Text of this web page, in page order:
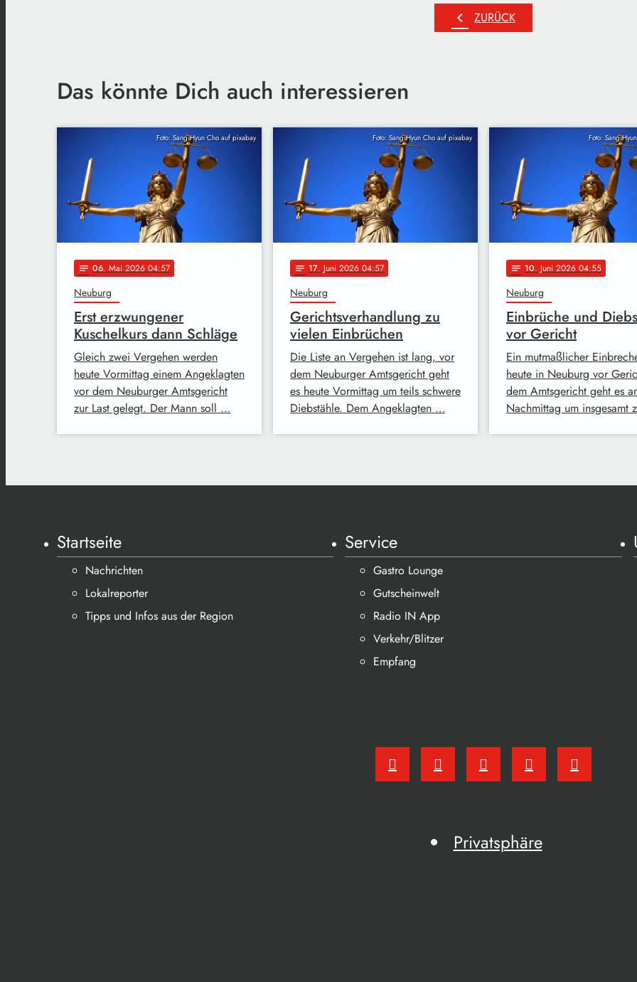
chevron_left ZURÜCK
Das könnte Dich auch interessieren
Foto: Sang Hyun Cho auf pixabay
notes 06. Mai 2026 04:57
Neuburg
Erst erzwungener
Kuschelkurs dann Schläge
Gleich zwei Vergehen werden
heute Vormittag einem Angeklagten
vor dem Neuburger Amtsgericht
zur Last gelegt. Der Mann soll …
Foto: Sang Hyun Cho auf pixabay
notes 17. Juni 2026 04:57
Neuburg
Gerichtsverhandlung zu
vielen Einbrüchen
Die Liste an Vergehen ist lang, vor
dem Neuburger Amtsgericht geht
es heute Vormittag um teils schwere
Diebstähle. Dem Angeklagten …
Foto: Sang
notes 10. Juni 2026 04:55
Neuburg
Einbrüche und
vor Gericht
Ein mutmaßlicher
heute in Neuburg vor
dem Amtsgericht geht es
Nachmittag um insgesamt
Startseite
Nachrichten
Lokalreporter
Tipps und Infos aus der Region
Service
Gastro Lounge
Gutscheinwelt
Radio IN App
Verkehr/Blitzer
Empfang
Privatsphäre